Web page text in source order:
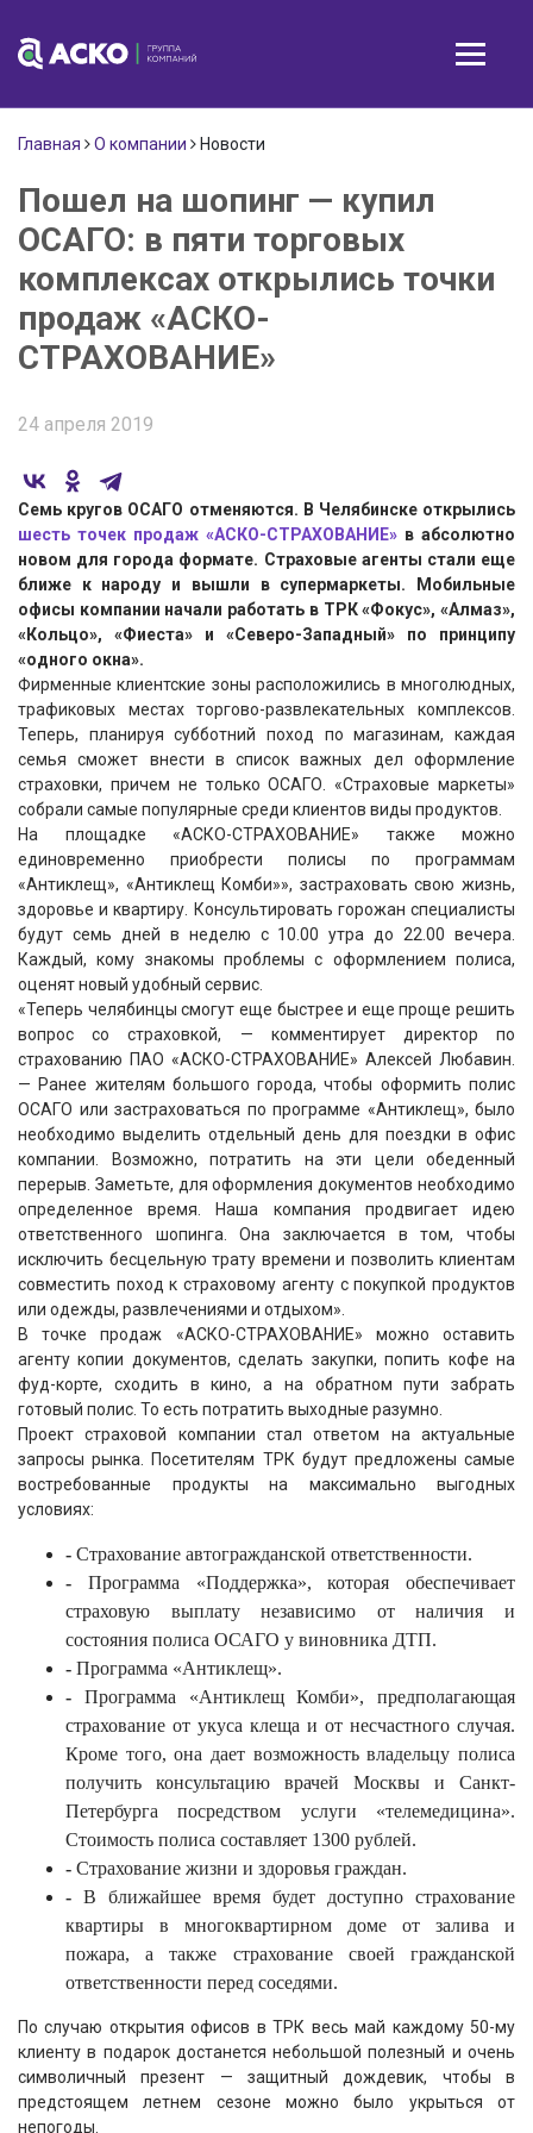
Главная О компании Новости
Пошел на шопинг — купил
ОСАГО: в пяти торговых
комплексах открылись точки
продаж «АСКО-
СТРАХОВАНИЕ»
24 апреля 2019
Семь кругов ОСАГО отменяются. В Челябинске открылись
шесть точек продаж «АСКО-СТРАХОВАНИЕ» в абсолютно
новом для города формате. Страховые агенты стали еще
ближе к народу и вышли в супермаркеты. Мобильные
офисы компании начали работать в ТРК «Фокус», «Алмаз»,
«Кольцо», «Фиеста» и «Северо-Западный» по принципу
«одного окна».
Фирменные клиентские зоны расположились в многолюдных,
трафиковых местах торгово-развлекательных комплексов.
Теперь, планируя субботний поход по магазинам, каждая
семья сможет внести в список важных дел оформление
страховки, причем не только ОСАГО. «Страховые маркеты»
собрали самые популярные среди клиентов виды продуктов.
На площадке «АСКО-СТРАХОВАНИЕ» также можно
единовременно приобрести полисы по программам
«Антиклещ», «Антиклещ Комби»», застраховать свою жизнь,
здоровье и квартиру. Консультировать горожан специалисты
будут семь дней в неделю с 10.00 утра до 22.00 вечера.
Каждый, кому знакомы проблемы с оформлением полиса,
оценят новый удобный сервис.
«Теперь челябинцы смогут еще быстрее и еще проще решить
вопрос со страховкой, — комментирует директор по
страхованию ПАО «АСКО-СТРАХОВАНИЕ» Алексей Любавин.
— Ранее жителям большого города, чтобы оформить полис
ОСАГО или застраховаться по программе «Антиклещ», было
необходимо выделить отдельный день для поездки в офис
компании. Возможно, потратить на эти цели обеденный
перерыв. Заметьте, для оформления документов необходимо
определенное время. Наша компания продвигает идею
ответственного шопинга. Она заключается в том, чтобы
исключить бесцельную трату времени и позволить клиентам
совместить поход к страховому агенту с покупкой продуктов
или одежды, развлечениями и отдыхом».
В точке продаж «АСКО-СТРАХОВАНИЕ» можно оставить
агенту копии документов, сделать закупки, попить кофе на
фуд-корте, сходить в кино, а на обратном пути забрать
готовый полис. То есть потратить выходные разумно.
Проект страховой компании стал ответом на актуальные
запросы рынка. Посетителям ТРК будут предложены самые
востребованные продукты на максимально выгодных
условиях:
- Страхование автогражданской ответственности.
- Программа «Поддержка», которая обеспечивает
страховую выплату независимо от наличия и
состояния полиса ОСАГО у виновника ДТП.
- Программа «Антиклещ».
- Программа «Антиклещ Комби», предполагающая
страхование от укуса клеща и от несчастного случая.
Кроме того, она дает возможность владельцу полиса
получить консультацию врачей Москвы и Санкт-
Петербурга посредством услуги «телемедицина».
Стоимость полиса составляет 1300 рублей.
- Страхование жизни и здоровья граждан.
- В ближайшее время будет доступно страхование
квартиры в многоквартирном доме от залива и
пожара, а также страхование своей гражданской
ответственности перед соседями.
По случаю открытия офисов в ТРК весь май каждому 50-му
клиенту в подарок достанется небольшой полезный и очень
символичный презент — защитный дождевик, чтобы в
предстоящем летнем сезоне можно было укрыться от
непогоды.